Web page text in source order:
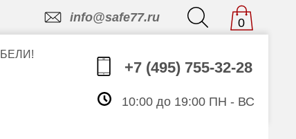
info@safe77.ru 0
+7 (495) 755-32-28
10:00 до 19:00 ПН - ВС